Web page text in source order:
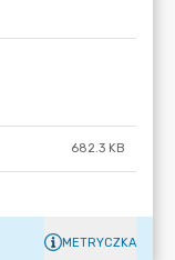
682.3 KB
METRYCZKA